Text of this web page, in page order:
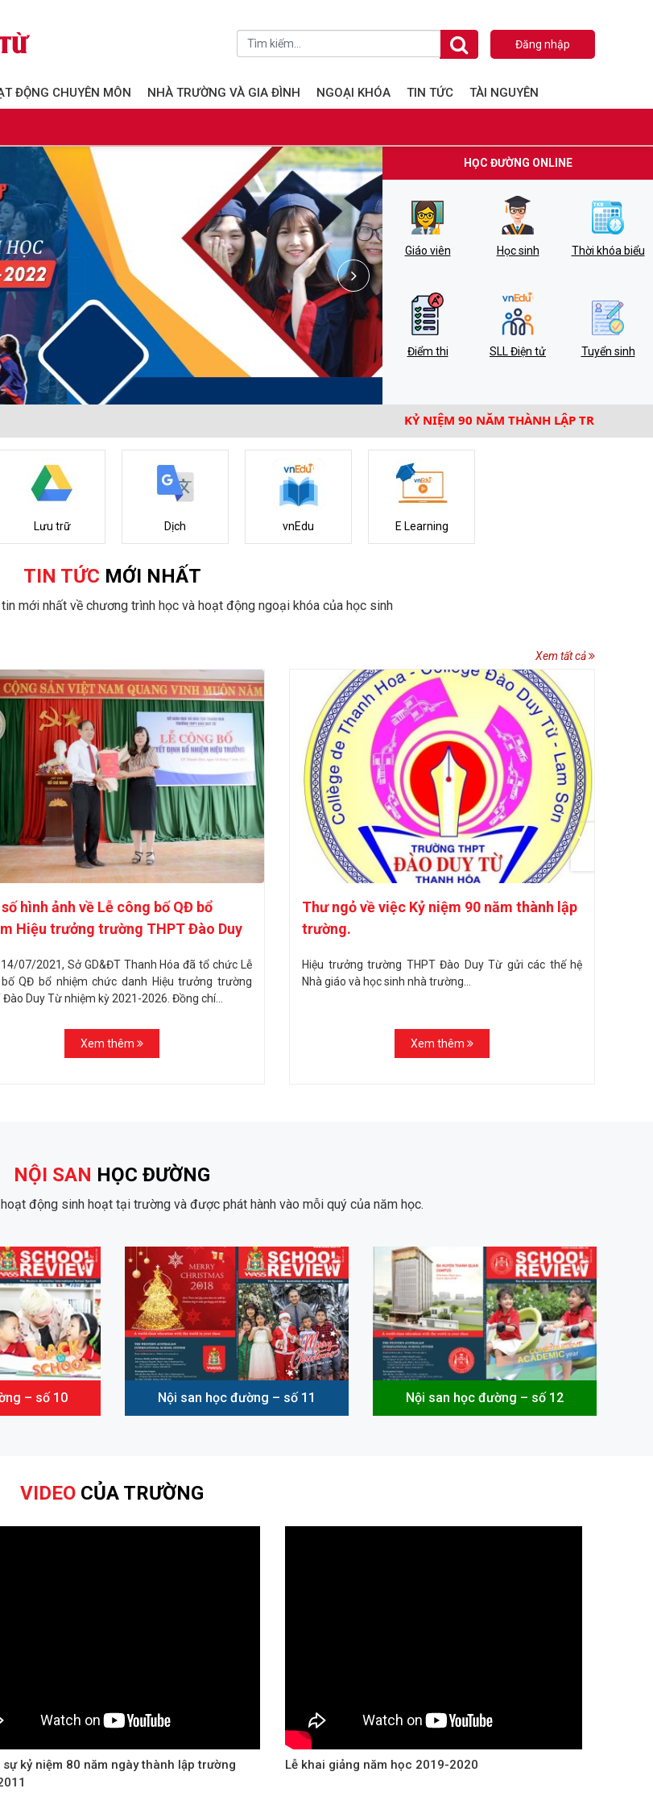
Đăng nhập
ĐỘNG CHUYÊN MÔN NHÀ TRƯỜNG VÀ GIA ĐÌNH NGOẠI KHÓA TIN TỨC TÀI NGUYÊN
HỌC ĐƯỜNG ONLINE
Giáo viên Học sinh Thời khóa biểu
Điểm thi SLL Điện tử Tuyển sinh
KỶ NIỆM 90 NĂM THÀNH LẬP TRƯỜNG
Lưu trữ Dịch vnEdu E Learning
TIN TỨC MỚI NHẤT
mới nhất về chương trình học và hoạt động ngoại khóa của học sinh
Xem tất cả
hình ảnh về Lễ công bố QĐ bổ
Hiệu trưởng trường THPT Đào Duy
07/2021, Sở GD&ĐT Thanh Hóa đã tổ chức Lễ
QĐ bổ nhiệm chức danh Hiệu trưởng trường
Đào Duy Từ nhiệm kỳ 2021-2026. Đồng chí...
Xem thêm
Thư ngỏ về việc Kỷ niệm 90 năm thành lập
trường.
Hiệu trưởng trường THPT Đào Duy Từ gửi các thế hệ
Nhà giáo và học sinh nhà trường...
Xem thêm
NỘI SAN HỌC ĐƯỜNG
động sinh hoạt tại trường và được phát hành vào mỗi quý của năm học.
– số 10 Nội san học đường – số 11 Nội san học đường – số 12
VIDEO CỦA TRƯỜNG
sự kỷ niệm 80 năm ngày thành lập trường
Lễ khai giảng năm học 2019-2020